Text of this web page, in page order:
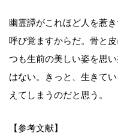
幽霊譚がこれほど人を惹
呼び覚ますからだ。骨と
つも生前の美しい姿を思
はない。きっと、生きて
えてしまうのだと思う。
【参考文献】